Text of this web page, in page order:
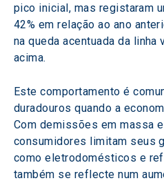
pico inicial, mas registaram
42% em relação ao ano
na queda acentuada da linha
acima.
Este comportamento é
duradouros quando a
Com demissões em massa
consumidores limitam seus
como eletrodomésticos e
também se reflecte num